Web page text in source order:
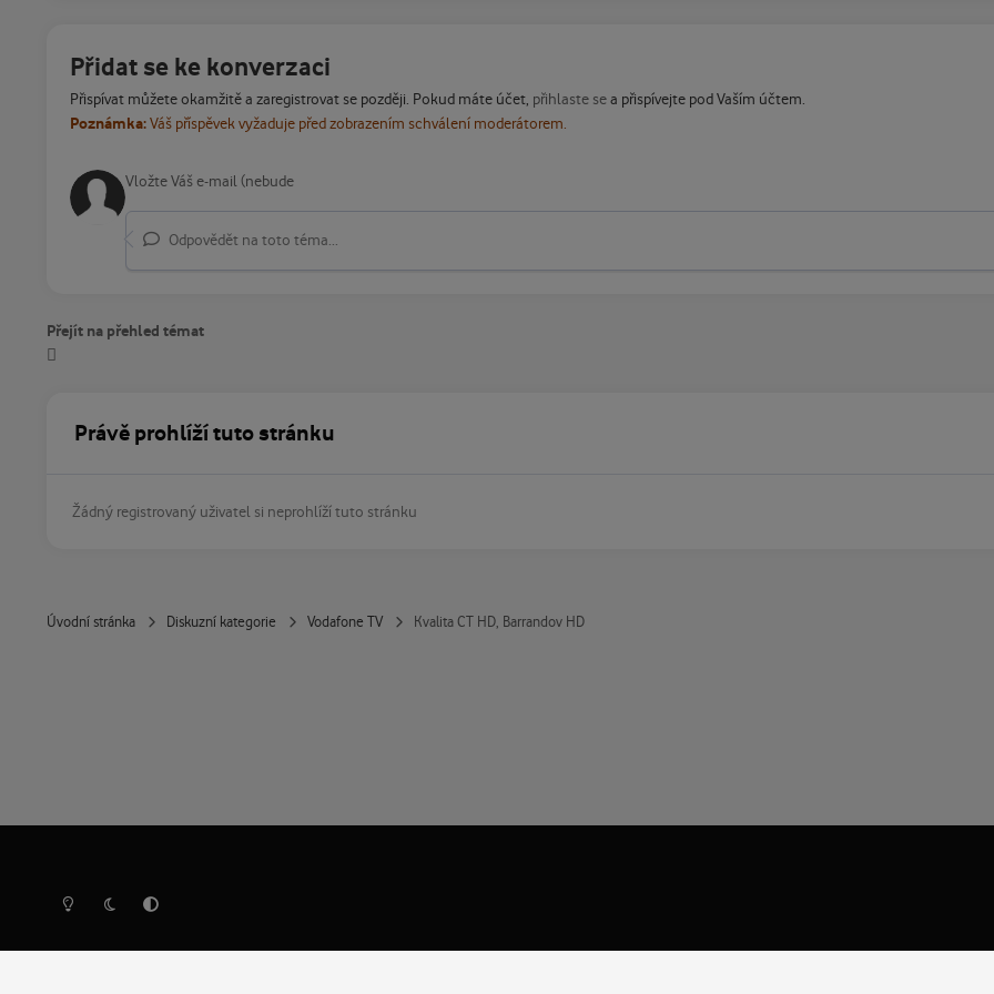
Přidat se ke konverzaci
Přispívat můžete okamžitě a zaregistrovat se později. Pokud máte účet, přihlaste sea přispívejte pod Vaším účtem.
Poznámka:Váš příspěvek vyžaduje před zobrazením schválení moderátorem.
Odpovědět na toto téma...
Přejít na přehled témat
Právě prohlíží tuto stránku
Žádný registrovaný uživatel si neprohlíží tuto stránku
Úvodní stránka Diskuzní kategorie Vodafone TV Kvalita CT HD, Barrandov HD
Světlý režimTmavý režimPředvolba systému